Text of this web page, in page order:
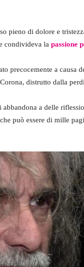
pieno di dolore e
condivideva la passione
precocemente a causa
distrutto dalla
a delle
può essere di mille